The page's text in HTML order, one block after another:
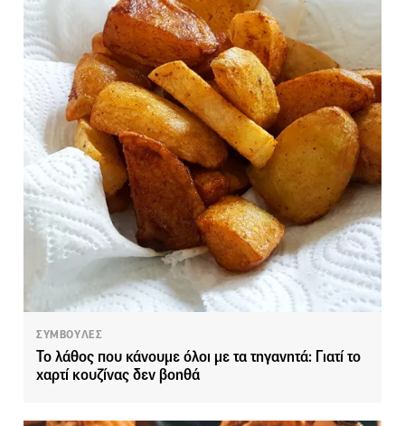
ΣΥΜΒΟΥΛΕΣ
Το λάθος που κάνουμε όλοι με τα τηγανητά: Γιατί το
χαρτί κουζίνας δεν βοηθά